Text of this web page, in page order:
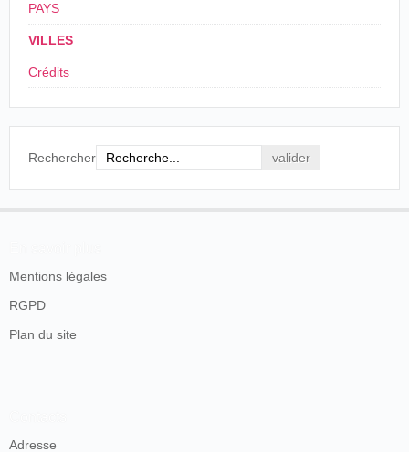
PAYS
VILLES
Crédits
Rechercher
Mentions légales
RGPD
Plan du site
Adresse